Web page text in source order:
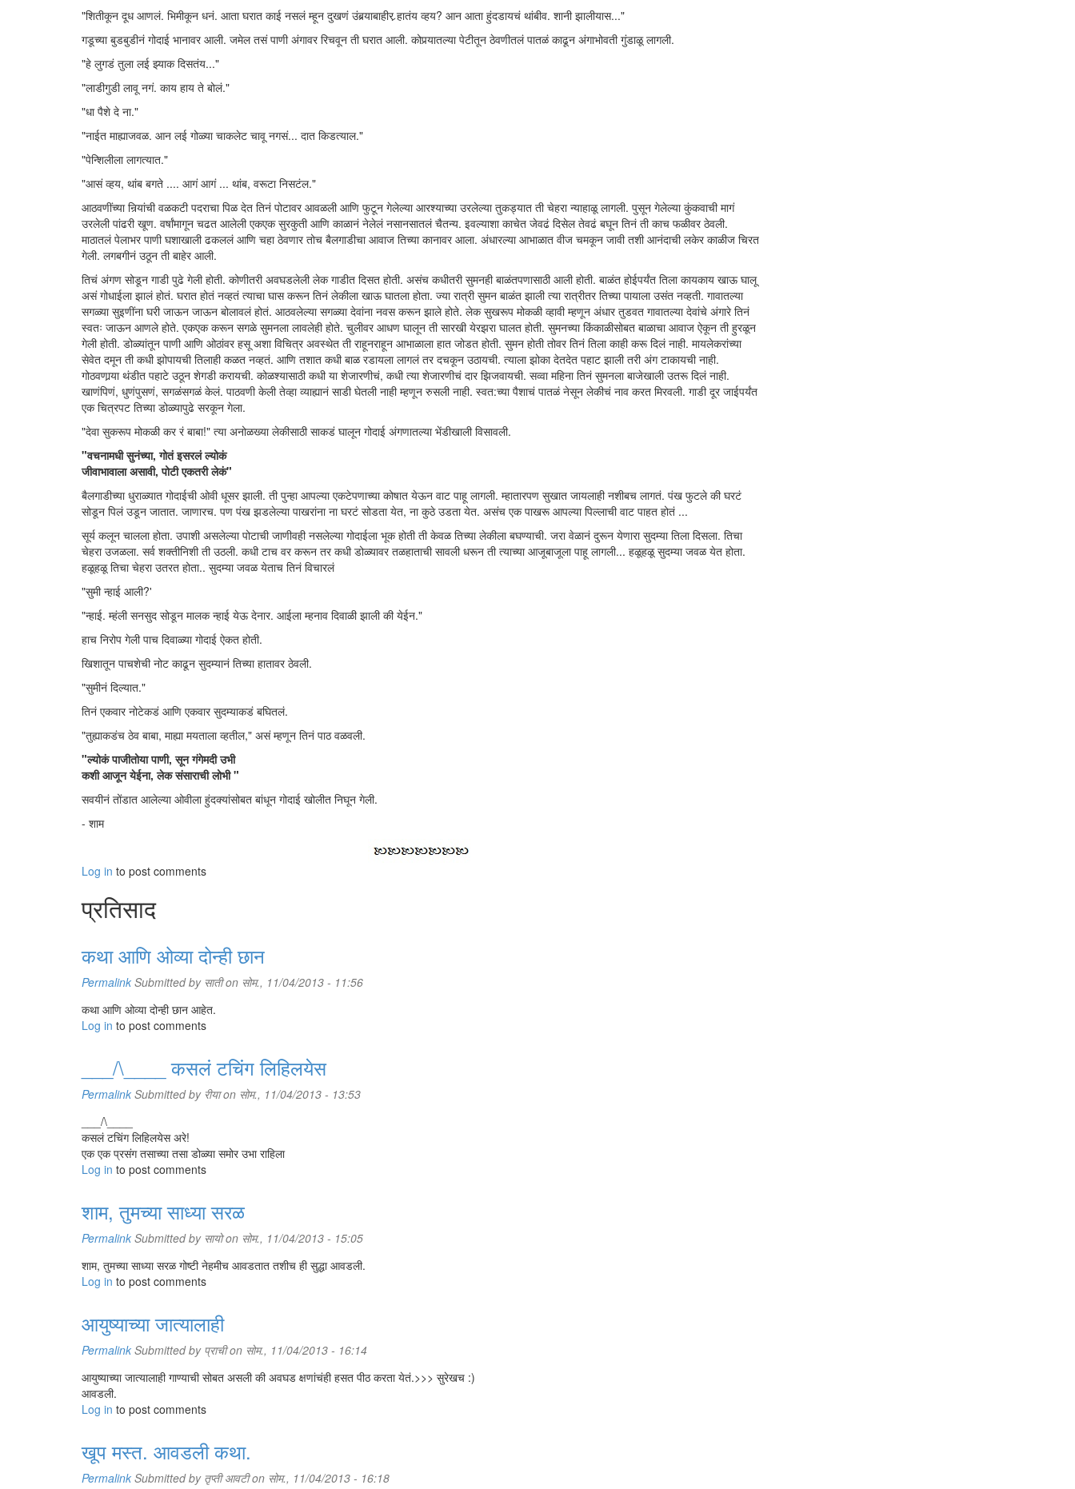
"शितीकून दूध आणलं. भिमीकून धनं. आता घरात काई नसलं म्हून दुखणं उंबर्‍याबाहीर र्‍हातंय व्हय? आन आता हुंदडायचं थांबीव. शानी झालीयास..."
गडूच्या बुडबुडीनं गोदाई भानावर आली. जमेल तसं पाणी अंगावर रिचवून ती घरात आली. कोपर्‍यातल्या पेटीतून ठेवणीतलं पातळं काढून अंगाभोवती गुंडाळू लागली.
"हे लुगडं तुला लई झ्याक दिसतंय..."
"लाडीगुडी लावू नगं. काय हाय ते बोलं."
"धा पैशे दे ना."
"नाईत माह्याजवळ. आन लई गोळ्या चाकलेट चावू नगसं... दात किडत्याल."
"पेन्शिलीला लागत्यात."
"आसं व्हय, थांब बगते .... आगं आगं ... थांब, वरूटा निसटंल."
आठवणींच्या निर्‍यांची वळकटी पदराचा पिळ देत तिनं पोटावर आवळली आणि फुटून गेलेल्या आरश्याच्या उरलेल्या तुकड्यात ती चेहरा न्याहाळू लागली. पुसून गेलेल्या कुंकवाची मागं
उरलेली पांढरी खूण. वर्षांमागून चढत आलेली एकएक सुरकुती आणि काळानं नेलेलं नसानसातलं चैतन्य. इवल्याशा काचेत जेवढं दिसेल तेवढं बघून तिनं ती काच फळीवर ठेवली.
माठातलं पेलाभर पाणी घशाखाली ढकललं आणि चहा ठेवणार तोच बैलगाडीचा आवाज तिच्या कानावर आला. अंधारल्या आभाळात वीज चमकून जावी तशी आनंदाची लकेर काळीज चिरत
गेली. लगबगीनं उठून ती बाहेर आली.
तिचं अंगण सोडून गाडी पुढे गेली होती. कोणीतरी अवघडलेली लेक गाडीत दिसत होती. असंच कधीतरी सुमनही बाळंतपणासाठी आली होती. बाळंत होईपर्यंत तिला कायकाय खाऊ घालू
असं गोधाईला झालं होतं. घरात होतं नव्हतं त्याचा घास करून तिनं लेकीला खाऊ घातला होता. ज्या रात्री सुमन बाळंत झाली त्या रात्रीतर तिच्या पायाला उसंत नव्हती. गावातल्या
सगळ्या सुइणींना घरी जाऊन जाऊन बोलावलं होतं. आठवलेल्या सगळ्या देवांना नवस करून झाले होते. लेक सुखरूप मोकळी व्हावी म्हणून अंधार तुडवत गावातल्या देवांचे अंगारे तिनं
स्वतः जाऊन आणले होते. एकएक करून सगळे सुमनला लावलेही होते. चुलीवर आधण घालून ती सारखी येरझरा घालत होती. सुमनच्या किंकाळीसोबत बाळाचा आवाज ऐकून ती हुरळून
गेली होती. डोळ्यांतून पाणी आणि ओठांवर हसू अशा विचित्र अवस्थेत ती राहूनराहून आभाळाला हात जोडत होती. सुमन होती तोवर तिनं तिला काही करू दिलं नाही. मायलेकरांच्या
सेवेत दमून ती कधी झोपायची तिलाही कळत नव्हतं. आणि तशात कधी बाळ रडायला लागलं तर दचकून उठायची. त्याला झोका देतदेत पहाट झाली तरी अंग टाकायची नाही.
गोठवणार्‍या थंडीत पहाटे उठून शेगडी करायची. कोळश्यासाठी कधी या शेजारणीचं, कधी त्या शेजारणीचं दार झिजवायची. सव्वा महिना तिनं सुमनला बाजेखाली उतरू दिलं नाही.
खाणंपिणं, धुणंपुसणं, सगळंसगळं केलं. पाठवणी केली तेव्हा व्याह्यानं साडी घेतली नाही म्हणून रुसली नाही. स्वत:च्या पैशाचं पातळं नेसून लेकीचं नाव करत मिरवली. गाडी दूर जाईपर्यंत
एक चित्रपट तिच्या डोळ्यापुढे सरकून गेला.
"देवा सुकरूप मोकळी कर रं बाबा!" त्या अनोळख्या लेकीसाठी साकडं घालून गोदाई अंगणातल्या भेंडीखाली विसावली.
"वचनामधी सुनंच्या, गोतं इसरलं ल्योकं
जीवाभावाला असावी, पोटी एकतरी लेकं"
बैलगाडीच्या धुराळ्यात गोदाईची ओवी धूसर झाली. ती पुन्हा आपल्या एकटेपणाच्या कोषात येऊन वाट पाहू लागली. म्हातारपण सुखात जायलाही नशीबच लागतं. पंख फुटले की घरटं
सोडून पिलं उडून जातात. जाणारच. पण पंख झडलेल्या पाखरांना ना घरटं सोडता येत, ना कुठे उडता येत. असंच एक पाखरू आपल्या पिल्लाची वाट पाहत होतं ...
सूर्य कलून चालला होता. उपाशी असलेल्या पोटाची जाणीवही नसलेल्या गोदाईला भूक होती ती केवळ तिच्या लेकीला बघण्याची. जरा वेळानं दुरून येणारा सुदम्या तिला दिसला. तिचा
चेहरा उजळला. सर्व शक्तीनिशी ती उठली. कधी टाच वर करून तर कधी डोळ्यावर तळहाताची सावली धरून ती त्याच्या आजूबाजूला पाहू लागली... हळूहळू सुदम्या जवळ येत होता.
हळूहळू तिचा चेहरा उतरत होता.. सुदम्या जवळ येताच तिनं विचारलं
"सुमी न्हाई आली?'
"न्हाई. म्हंली सनसुद सोडून मालक न्हाई येऊ देनार. आईला म्हनाव दिवाळी झाली की येईन."
हाच निरोप गेली पाच दिवाळ्या गोदाई ऐकत होती.
खिशातून पाचशेची नोट काढून सुदम्यानं तिच्या हातावर ठेवली.
"सुमीनं दिल्यात."
तिनं एकवार नोटेकडं आणि एकवार सुदम्याकडं बघितलं.
"तुह्याकडंच ठेव बाबा, माह्या मयताला व्हतील," असं म्हणून तिनं पाठ वळवली.
"ल्योकं पाजीतोया पाणी, सून गंगेमदी उभी
कशी आजून येईना, लेक संसाराची लोभी "
सवयीनं तोंडात आलेल्या ओवीला हुंदक्यांसोबत बांधून गोदाई खोलीत निघून गेली.
- शाम
Log in to post comments
प्रतिसाद
कथा आणि ओव्या दोन्ही छान
Permalink Submitted by सातीon सोम., 11/04/2013 - 11:56
कथा आणि ओव्या दोन्ही छान आहेत.
Log in to post comments
___/\____ कसलं टचिंग लिहिलयेस
Permalink Submitted by रीयाon सोम., 11/04/2013 - 13:53
___/\____
कसलं टचिंग लिहिलयेस अरे!
एक एक प्रसंग तसाच्या तसा डोळ्या समोर उभा राहिला
Log in to post comments
शाम, तुमच्या साध्या सरळ
Permalink Submitted by सायोon सोम., 11/04/2013 - 15:05
शाम, तुमच्या साध्या सरळ गोष्टी नेहमीच आवडतात तशीच ही सुद्धा आवडली.
Log in to post comments
आयुष्याच्या जात्यालाही
Permalink Submitted by प्राचीon सोम., 11/04/2013 - 16:14
आयुष्याच्या जात्यालाही गाण्याची सोबत असली की अवघड क्षणांचंही हसत पीठ करता येतं.>>> सुरेखच :)
आवडली.
Log in to post comments
खूप मस्त. आवडली कथा.
Permalink Submitted by तृप्ती आवटीon सोम., 11/04/2013 - 16:18